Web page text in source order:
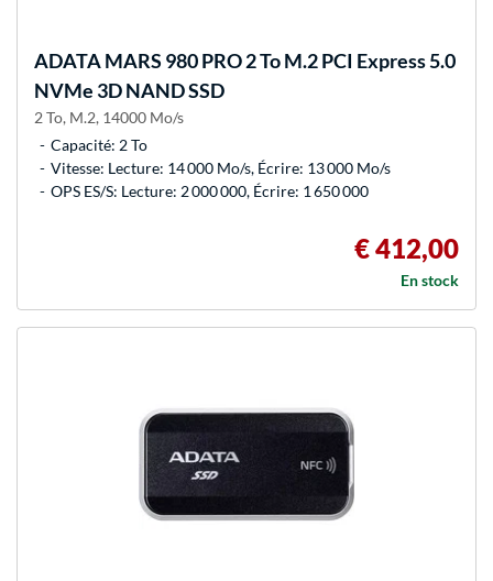
ADATAMARS 980 PRO 2 To M.2 PCI Express 5.0
NVMe 3D NAND SSD
2 To, M.2, 14000 Mo/s
Capacité: 2 To
Vitesse: Lecture: 14 000 Mo/s, Écrire: 13 000 Mo/s
OPS ES/S: Lecture: 2 000 000, Écrire: 1 650 000
€ 412,00
En stock